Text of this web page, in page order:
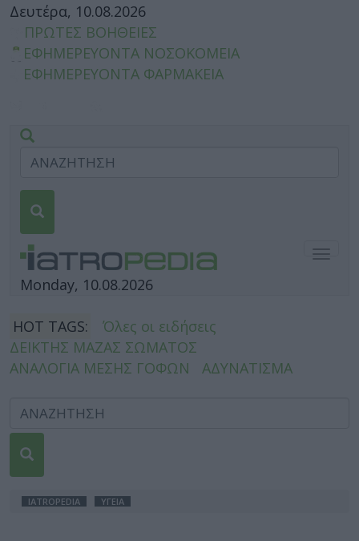
Δευτέρα, 10.08.2026
ΠΡΩΤΕΣ ΒΟΗΘΕΙΕΣ
ΕΦΗΜΕΡΕΥΟΝΤΑ ΝΟΣΟΚΟΜΕΙΑ
ΕΦΗΜΕΡΕΥΟΝΤΑ ΦΑΡΜΑΚΕΙΑ
Monday, 10.08.2026
HOT TAGS:
Όλες οι ειδήσεις
ΔΕΙΚΤΗΣ ΜΑΖΑΣ ΣΩΜΑΤΟΣ
ΑΝΑΛΟΓΙΑ ΜΕΣΗΣ ΓΟΦΩΝ
ΑΔΥΝΑΤΙΣΜΑ
IATROPEDIA ΥΓΕΙΑ